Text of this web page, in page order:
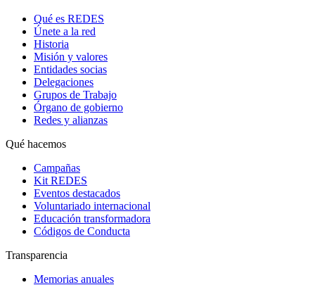
Qué es REDES
Únete a la red
Historia
Misión y valores
Entidades socias
Delegaciones
Grupos de Trabajo
Órgano de gobierno
Redes y alianzas
Qué hacemos
Campañas
Kit REDES
Eventos destacados
Voluntariado internacional
Educación transformadora
Códigos de Conducta
Transparencia
Memorias anuales